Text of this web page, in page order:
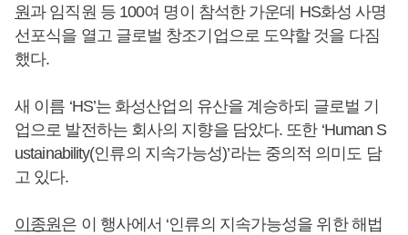
원과 임직원 등 100여 명이 참석한 가운데 HS화성 사명
선포식을 열고 글로벌 창조기업으로 도약할 것을 다짐
했다.
새 이름 ‘HS’는 화성산업의 유산을 계승하되 글로벌 기
업으로 발전하는 회사의 지향을 담았다. 또한 ‘Human S
ustainability(인류의 지속가능성)’라는 중의적 의미도 담
고 있다.
이종원은 이 행사에서 ‘인류의 지속가능성을 위한 해법